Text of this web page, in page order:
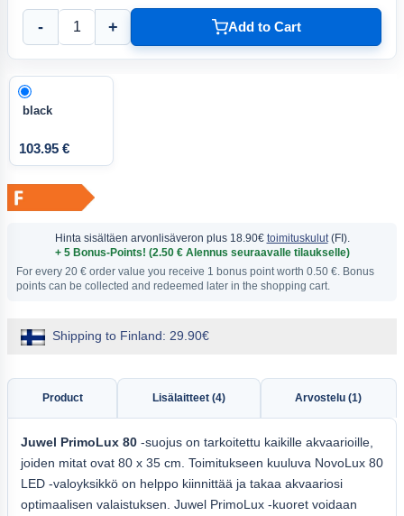
- + Add to Cart
black
103.95 €
Hinta sisältäen arvonlisäveron plus 18.90€ toimituskulut(FI).
+ 5 Bonus-Points! (2.50 € Alennus seuraavalle tilaukselle)
For every 20 € order value you receive 1 bonus point worth 0.50 €. Bonus
points can be collected and redeemed later in the shopping cart.
Shipping to Finland: 29.90€
Product Lisälaitteet (4) Arvostelu (1)
Juwel PrimoLux 80 -suojus on tarkoitettu kaikille akvaarioille,
joiden mitat ovat 80 x 35 cm. Toimitukseen kuuluva NovoLux 80
LED -valoyksikkö on helppo kiinnittää ja takaa akvaariosi
optimaalisen valaistuksen. Juwel PrimoLux -kuoret voidaan